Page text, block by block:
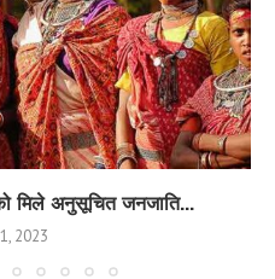
मिले अनुसूचित जनजाति...
2023